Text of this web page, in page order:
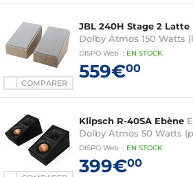
COMPARER
JBL 240H Stage 2 Latte
Dolby Atmos 150 Watts
DISPO Web : EN STOCK
559€00
Klipsch R-40SA Ebène
Dolby Atmos 50 Watts
DISPO Web : EN STOCK
399€00